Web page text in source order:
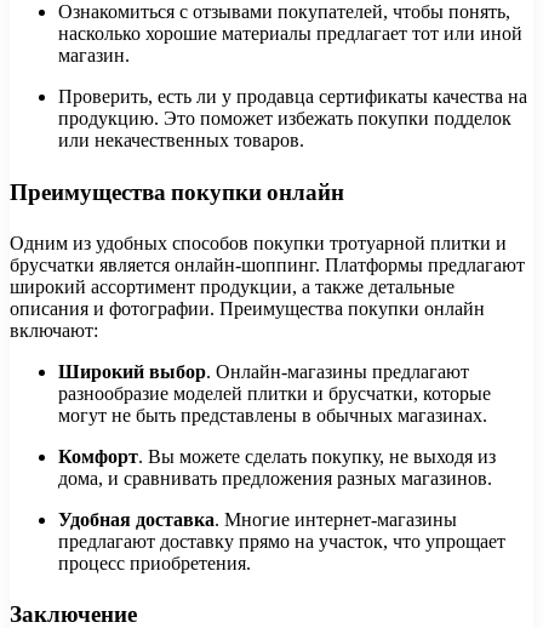
Ознакомиться с отзывами покупателей, чтобы понять,
насколько хорошие материалы предлагает тот или иной
магазин.
Проверить, есть ли у продавца сертификаты качества на
продукцию. Это поможет избежать покупки подделок
или некачественных товаров.
Преимущества покупки онлайн
Одним из удобных способов покупки тротуарной плитки и
брусчатки является онлайн-шоппинг. Платформы предлагают
широкий ассортимент продукции, а также детальные
описания и фотографии. Преимущества покупки онлайн
включают:
Широкий выбор. Онлайн-магазины предлагают
разнообразие моделей плитки и брусчатки, которые
могут не быть представлены в обычных магазинах.
Комфорт. Вы можете сделать покупку, не выходя из
дома, и сравнивать предложения разных магазинов.
Удобная доставка. Многие интернет-магазины
предлагают доставку прямо на участок, что упрощает
процесс приобретения.
Заключение